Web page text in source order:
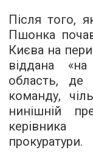
Після того,
Пшонка
Києва на
віддана
область, де
команду,
нинішній
керівника
прокуратури.